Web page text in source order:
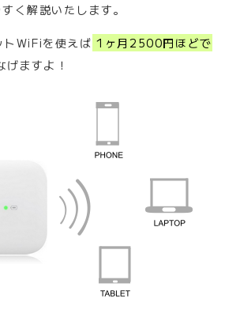
く解説いたします。
トWiFiを使えば 1ヶ月2500円ほどで
ますよ！